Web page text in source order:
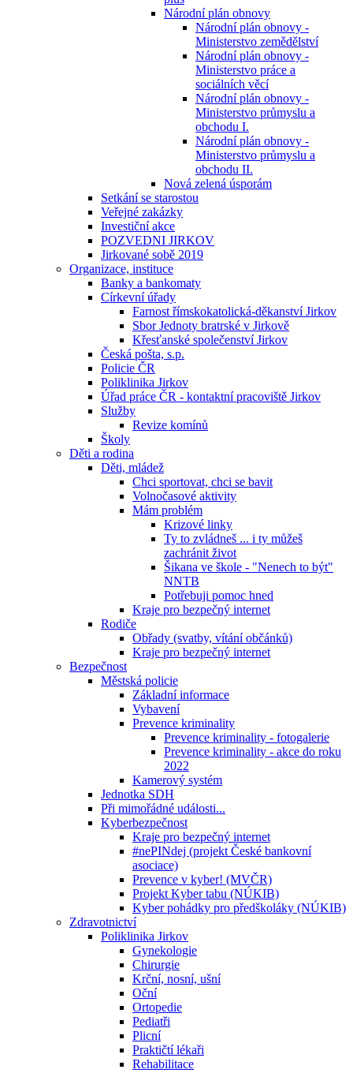
Národní plán obnovy
Národní plán obnovy -
Ministerstvo zemědělství
Národní plán obnovy -
Ministerstvo práce a
sociálních věcí
Národní plán obnovy -
Ministerstvo průmyslu a
obchodu I.
Národní plán obnovy -
Ministerstvo průmyslu a
obchodu II.
Nová zelená úsporám
Setkání se starostou
Veřejné zakázky
Investiční akce
POZVEDNI JIRKOV
Jirkované sobě 2019
Organizace, instituce
Banky a bankomaty
Církevní úřady
Farnost římskokatolická-děkanství Jirkov
Sbor Jednoty bratrské v Jirkově
Křesťanské společenství Jirkov
Česká pošta, s.p.
Policie ČR
Poliklinika Jirkov
Úřad práce ČR - kontaktní pracoviště Jirkov
Služby
Revize komínů
Školy
Děti a rodina
Děti, mládež
Chci sportovat, chci se bavit
Volnočasové aktivity
Mám problém
Krizové linky
Ty to zvládneš ... i ty můžeš
zachránit život
Šikana ve škole - "Nenech to být"
NNTB
Potřebuji pomoc hned
Kraje pro bezpečný internet
Rodiče
Obřady (svatby, vítání občánků)
Kraje pro bezpečný internet
Bezpečnost
Městská policie
Základní informace
Vybavení
Prevence kriminality
Prevence kriminality - fotogalerie
Prevence kriminality - akce do roku
2022
Kamerový systém
Jednotka SDH
Při mimořádné události...
Kyberbezpečnost
Kraje pro bezpečný internet
#nePINdej (projekt České bankovní
asociace)
Prevence v kyber! (MVČR)
Projekt Kyber tabu (NÚKIB)
Kyber pohádky pro předškoláky (NÚKIB)
Zdravotnictví
Poliklinika Jirkov
Gynekologie
Chirurgie
Krční, nosní, ušní
Oční
Ortopedie
Pediatři
Plicní
Praktičtí lékaři
Rehabilitace